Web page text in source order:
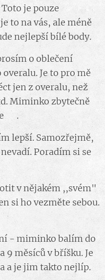
je pouze
to na vás, ale méně
nejlepší bílé body.
o oblečení
Je to pro mě
jen z overalu, než
Miminko zbytečně
😁.
lepší. Samozřejmě,
Poradím si se
v nějakém ,,svém"
si ho vezměte sebou.
- miminko balím do
měsíců v bříšku. Je
a je jim takto nejlíp.